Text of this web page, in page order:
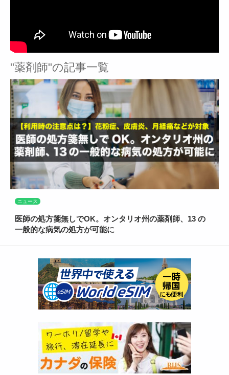
"薬剤師"の記事一覧
ニュース
医師の処方箋無しでOK。オンタリオ州の薬剤師、13 の
一般的な病気の処方が可能に